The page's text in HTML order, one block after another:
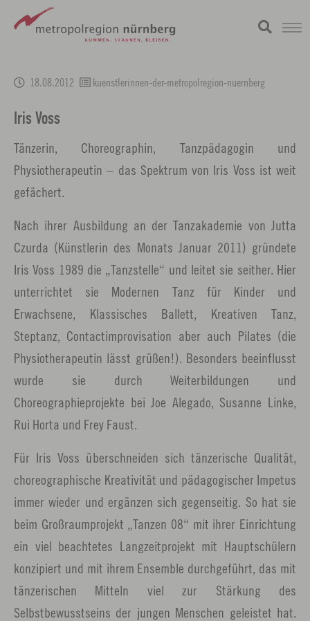
Hauptinhalt
18.08.2012 kuenstlerinnen-der-metropolregion-nuernberg
Iris Voss
Tänzerin, Choreographin, Tanzpädagogin und
Physiotherapeutin – das Spektrum von Iris Voss ist weit
gefächert.
Nach ihrer Ausbildung an der Tanzakademie von Jutta
Czurda (Künstlerin des Monats Januar 2011) gründete
Iris Voss 1989 die „Tanzstelle“ und leitet sie seither. Hier
unterrichtet sie Modernen Tanz für Kinder und
Erwachsene, Klassisches Ballett, Kreativen Tanz,
Steptanz, Contactimprovisation aber auch Pilates (die
Physiotherapeutin lässt grüßen!). Besonders beeinflusst
wurde sie durch Weiterbildungen und
Choreographieprojekte bei Joe Alegado, Susanne Linke,
Rui Horta und Frey Faust.
Für Iris Voss überschneiden sich tänzerische Qualität,
choreographische Kreativität und pädagogischer Impetus
immer wieder und ergänzen sich gegenseitig. So hat sie
beim Großraumprojekt „Tanzen 08“ mit ihrer Einrichtung
ein viel beachtetes Langzeitprojekt mit Hauptschülern
konzipiert und mit ihrem Ensemble durchgeführt, das mit
tänzerischen Mitteln viel zur Stärkung des
Selbstbewusstseins der jungen Menschen geleistet hat.